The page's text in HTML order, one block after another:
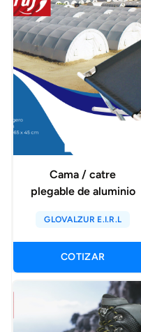
Cama / catre
plegable de aluminio
GLOVALZUR E.I.R.L
COTIZAR